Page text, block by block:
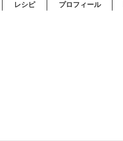
レシピ プロフィール